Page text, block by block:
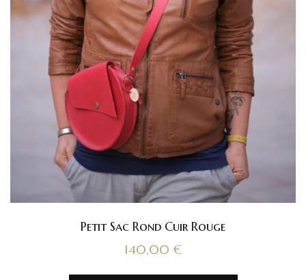
Petit Sac Rond Cuir Rouge
140,00 €